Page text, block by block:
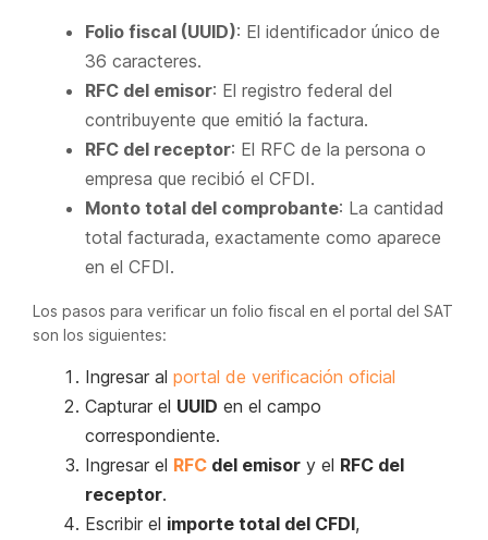
Folio fiscal (UUID): El identificador único de
36 caracteres.
RFC del emisor: El registro federal del
contribuyente que emitió la factura.
RFC del receptor: El RFC de la persona o
empresa que recibió el CFDI.
Monto total del comprobante: La cantidad
total facturada, exactamente como aparece
en el CFDI.
Los pasos para verificar un folio fiscal en el portal del SAT
son los siguientes:
Ingresar al portal de verificación oficial
Capturar el UUID en el campo
correspondiente.
Ingresar el RFC del emisor y el RFC del
receptor.
Escribir el importe total del CFDI,